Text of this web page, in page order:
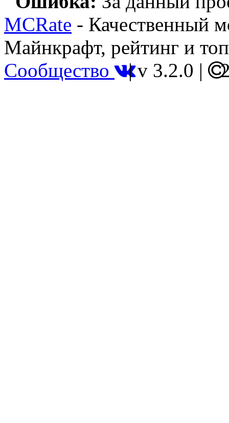
MCRate - Качественный
Майнкрафт, рейтинг и
Сообщество |v 3.2.0 |